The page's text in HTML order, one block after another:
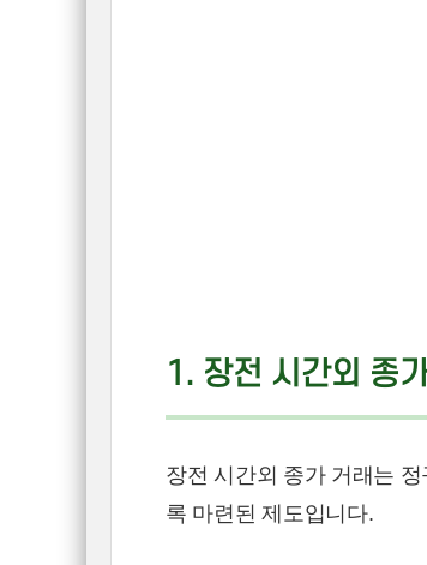
1. 장전 시간외 종
장전 시간외 종가 거래는
록 마련된 제도입니다.